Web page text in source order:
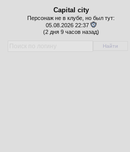
Capital city
Персонаж не в клубе, но был тут:
05.08.2026 22:37
(2 дня 9 часов назад)